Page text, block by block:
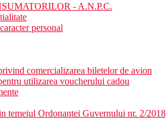
- A.N.P.C.
personal
comercializarea biletelor de avion
utilizarea voucherului cadou
temeiul Ordonantei Guvernului nr. 2/2018